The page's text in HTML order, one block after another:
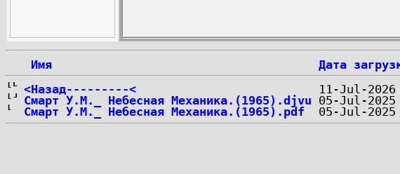
...
Имя Дата
<Назад---------<
Смарт У.М._ Небесная Механика.(1965).djvu
Смарт У.М._ Небесная Механика.(1965).pdf